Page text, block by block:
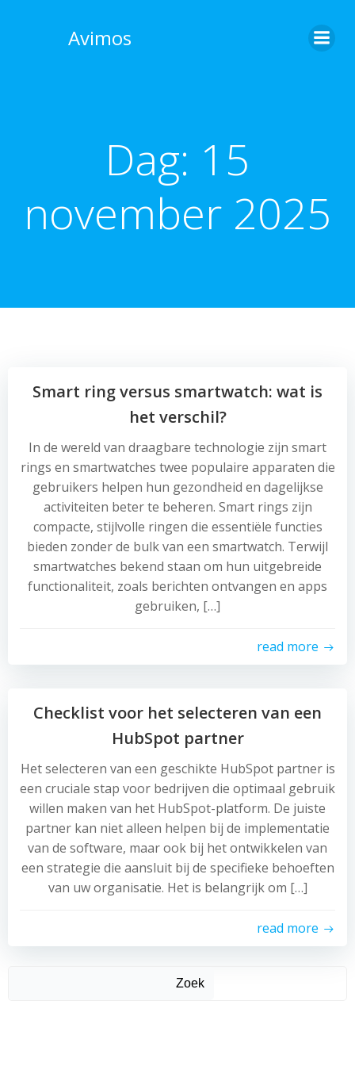
Avimos
Dag: 15
november 2025
Smart ring versus smartwatch: wat is
het verschil?
In de wereld van draagbare technologie zijn smart
rings en smartwatches twee populaire apparaten die
gebruikers helpen hun gezondheid en dagelijkse
activiteiten beter te beheren. Smart rings zijn
compacte, stijlvolle ringen die essentiële functies
bieden zonder de bulk van een smartwatch. Terwijl
smartwatches bekend staan om hun uitgebreide
functionaliteit, zoals berichten ontvangen en apps
gebruiken, […]
read more
Checklist voor het selecteren van een
HubSpot partner
Het selecteren van een geschikte HubSpot partner is
een cruciale stap voor bedrijven die optimaal gebruik
willen maken van het HubSpot-platform. De juiste
partner kan niet alleen helpen bij de implementatie
van de software, maar ook bij het ontwikkelen van
een strategie die aansluit bij de specifieke behoeften
van uw organisatie. Het is belangrijk om […]
read more
Zoek